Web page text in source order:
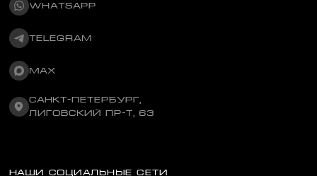
WHATSAPP
TELEGRAM
MAX
САНКТ-ПЕТЕРБУРГ,
ЛИГОВСКИЙ ПР-Т, 63
НАШИ СОЦИАЛЬНЫЕ СЕТИ